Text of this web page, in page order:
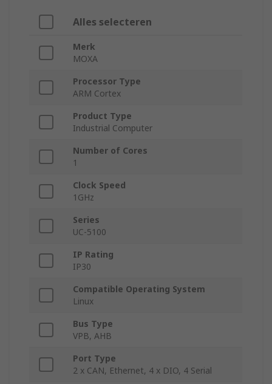
Alles selecteren
Merk
MOXA
Processor Type
ARM Cortex
Product Type
Industrial Computer
Number of Cores
1
Clock Speed
1GHz
Series
UC-5100
IP Rating
IP30
Compatible Operating System
Linux
Bus Type
VPB, AHB
Port Type
2 x CAN, Ethernet, 4 x DIO, 4 Serial